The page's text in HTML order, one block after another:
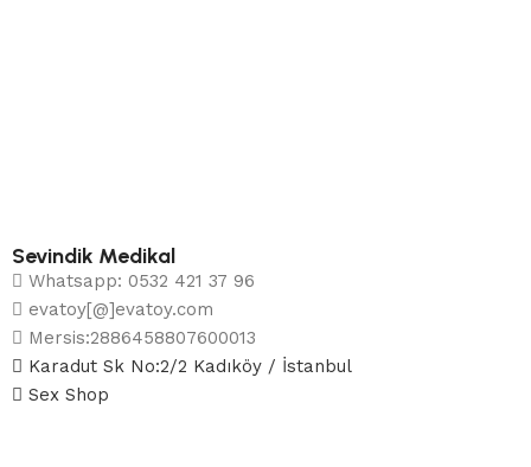
Sevindik Medikal
Whatsapp: 0532 421 37 96
evatoy[@]evatoy.com
Mersis:2886458807600013
Karadut Sk No:2/2 Kadıköy / İstanbul
Sex Shop